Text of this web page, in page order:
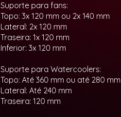
Suporte para fans:
Topo: 3x 120 mm ou 2x 140 mm
Lateral: 2x 120 mm
Traseira: 1x 120 mm
Inferior: 3x 120 mm
Suporte para Watercoolers:
Topo: Até 360 mm ou até 280 mm
Lateral: Até 240 mm
Traseira: 120 mm